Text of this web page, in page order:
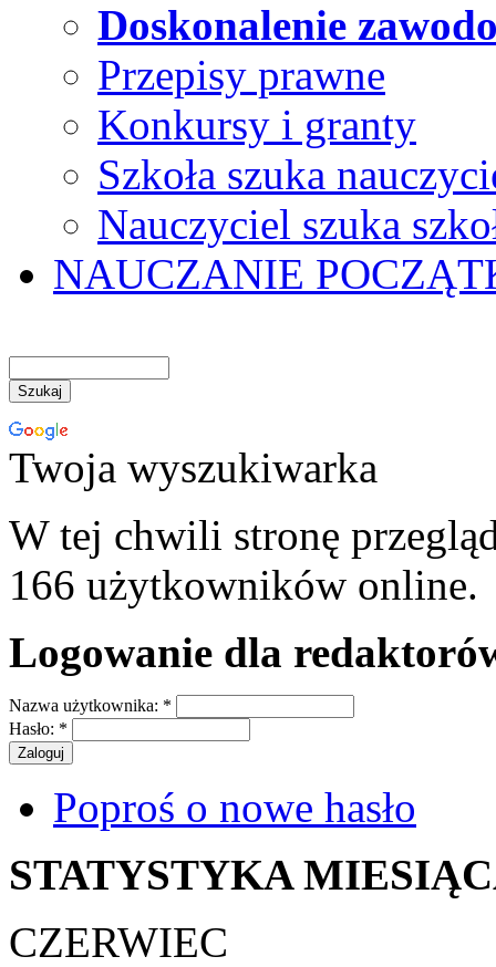
Doskonalenie
Przepisy prawne
Konkursy i granty
Szkoła szuka
Nauczyciel szuka
NAUCZANIE
Twoja wyszukiwarka
W tej chwili stronę
166 użytkowników online.
Logowanie dla
Nazwa użytkownika: *
Hasło: *
Poproś o nowe hasło
STATYSTYKA
CZERWIEC